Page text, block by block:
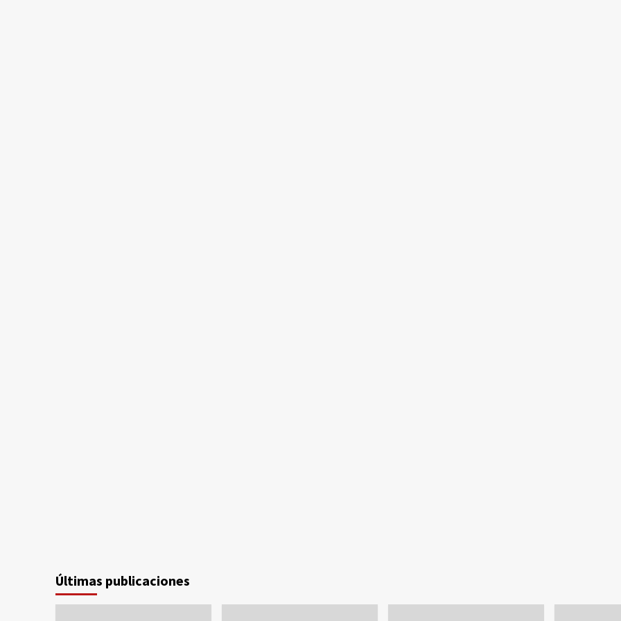
Últimas publicaciones